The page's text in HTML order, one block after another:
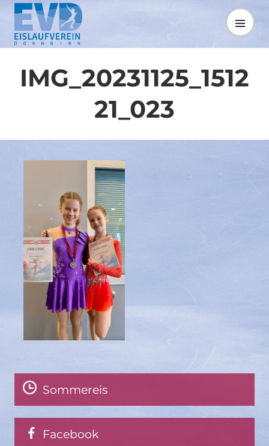
Springe
zum
Inhalt
MENÜ
IMG_20231125_1512
21_023
Sommereis
Facebook